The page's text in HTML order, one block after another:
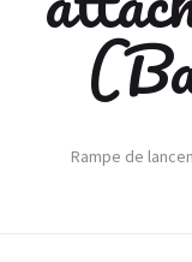
Rampe de